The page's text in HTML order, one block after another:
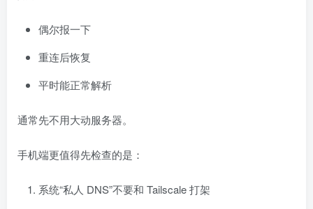
偶尔报一下
重连后恢复
平时能正常解析
通常先不用大动服务器。
手机端更值得先检查的是：
系统“私人 DNS”不要和 Tailscale 打架